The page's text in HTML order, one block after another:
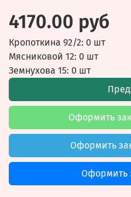
4170.00 руб
Кропоткина 92/2: 0 шт
Мясниковой 12: 0 шт
Земнухова 15: 0 шт
Оформить
Оформить
Оформить